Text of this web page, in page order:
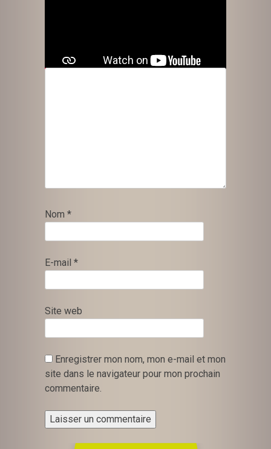
Commentaire*
Nom *
E-mail *
Site web
Enregistrer mon nom, mon e-mail et mon
site dans le navigateur pour mon prochain
commentaire.